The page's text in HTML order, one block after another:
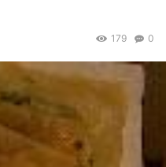
0
179